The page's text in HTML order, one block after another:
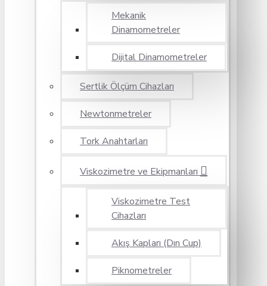
Mekanik
Dinamometreler
Dijital Dinamometreler
Sertlik Ölçüm Cihazları
Newtonmetreler
Tork Anahtarları
Viskozimetre ve Ekipmanları
Viskozimetre Test
Cihazları
Akış Kapları (Dın Cup)
Piknometreler